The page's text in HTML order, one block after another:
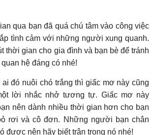
qua bạn đã quá chú tâm vào công việc
tình cảm với những người xung quanh.
thời gian cho gia đình và bạn bè để tránh
hệ đáng có nhé!
đó nuôi chó trắng thì giấc mơ này cũng
lời nhắc nhở tương tự. Giấc mơ này
nên dành nhiều thời gian hơn cho bạn
rơi và cô đơn. Những người bạn chân
được nên hãy biết trân trọng nó nhé!